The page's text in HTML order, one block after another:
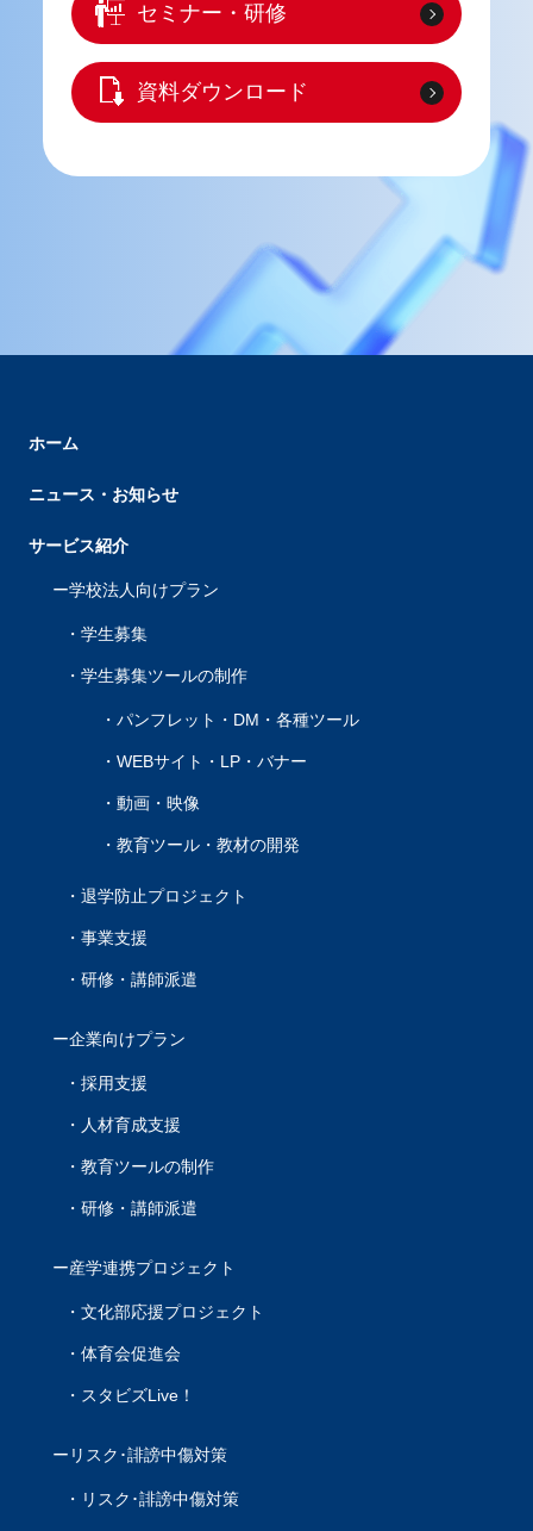
セミナー・研修
資料ダウンロード
ホーム
ニュース・お知らせ
サービス紹介
学校法人向けプラン
学生募集
学生募集ツールの制作
パンフレット・DM・各種ツール
WEBサイト・LP・バナー
動画・映像
教育ツール・教材の開発
退学防止プロジェクト
事業支援
研修・講師派遣
企業向けプラン
採用支援
人材育成支援
教育ツールの制作
研修・講師派遣
産学連携プロジェクト
文化部応援プロジェクト
体育会促進会
スタビズLive！
リスク･誹謗中傷対策
リスク･誹謗中傷対策